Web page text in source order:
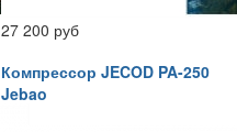
27 200 руб
Компрессор JECOD PA-250
Jebao